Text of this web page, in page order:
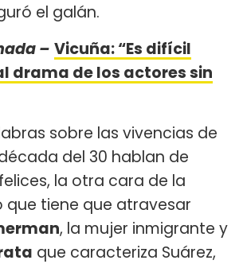
el galán.
– Vicuña: “Es difícil
drama de los actores sin
sobre las vivencias de
del 30 hablan de
la otra cara de la
que tiene que atravesar
, la mujer inmigrante y
que caracteriza Suárez,